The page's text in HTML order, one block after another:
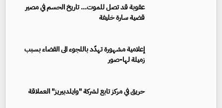
عقوبة قد تصل للموت... تاريخ الحسم في مصير
قضية سارة خليفة
إعلامية مشهورة تهدّد باللجوء الى القضاء بسبب
زميلة لها-صور
حريق في مركز تابع لشركة "وايلدبيريز" العملاقة